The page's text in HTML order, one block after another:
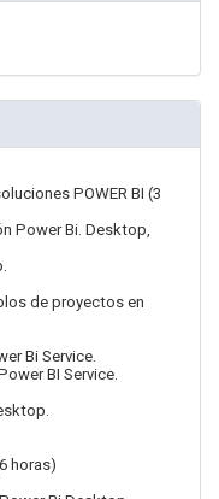
POWER BI (3
Power Bi. Desktop,
de proyectos en
Bi Service.
BI Service.
horas)